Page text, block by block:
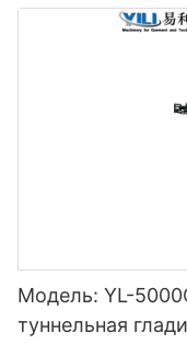
Модель: YL-
туннельная